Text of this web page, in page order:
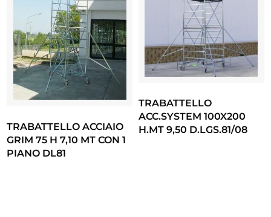
TRABATTELLO ACCIAIO
GRIM 75 H 7,10 MT CON 1
PIANO DL81
TRABATTELLO
ACC.SYSTEM 100X200
H.MT 9,50 D.LGS.81/08